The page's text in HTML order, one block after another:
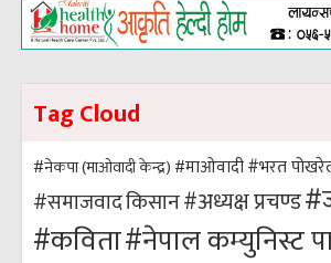
Tag Cloud
#नेकपा (माओवादी केन्द्र) #माओवादी#भरत
#समाजवादकिसान#अध्यक्ष प्रचण्ड
#कविता#नेपाल कम्युनिस्ट